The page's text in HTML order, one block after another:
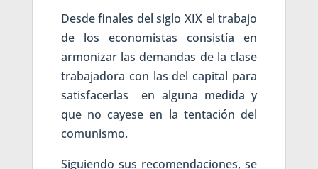
Desde finales del siglo XIX el trabajo
de los economistas consistía en
armonizar las demandas de la clase
trabajadora con las del capital para
satisfacerlas en alguna medida y
que no cayese en la tentación del
comunismo.
Siguiendo sus recomendaciones, se